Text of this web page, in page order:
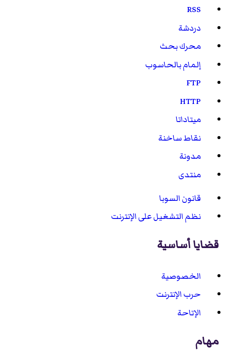
RSS
دردشة
محرك بحث
إلمام بالحاسوب
FTP
HTTP
ميتاداتا
نقاط ساخنة
مدونة
منتدى
قانون السوبا
نظم التشغيل على الإنترنت
قضايا أساسية
الخصوصية
حرب الإنترنت
الإتاحة
مهام